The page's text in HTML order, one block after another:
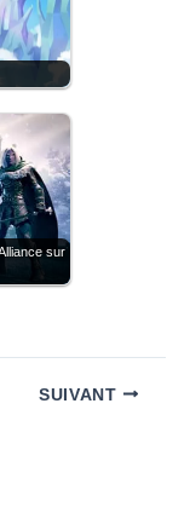
sur
SUIVANT